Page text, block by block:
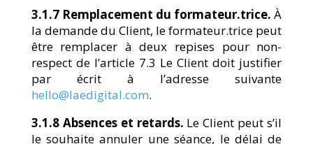
3.1.7 Remplacement du formateur.trice. À
la demande du Client, le formateur.trice peut
être remplacer à deux repises pour non-
respect de l’article 7.3 Le Client doit justifier
par écrit à l’adresse suivante
hello@laedigital.com.
3.1.8 Absences et retards. Le Client peut s’il
le souhaite annuler une séance, le délai de